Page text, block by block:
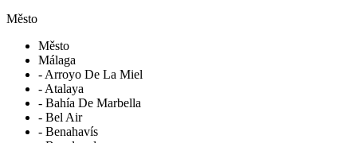
Město
Město
Málaga
- Arroyo De La Miel
- Atalaya
- Bahía De Marbella
- Bel Air
- Benahavís